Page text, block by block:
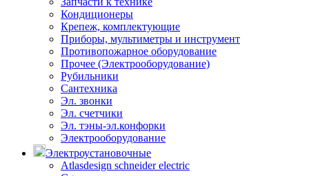
Кондиционеры
Крепеж, комплектующие
Приборы, мультиметры и инструмент
Противопожарное оборудование
Прочее (Электрооборудование)
Рубильники
Сантехника
Эл. звонки
Эл. счетчики
Эл. тэны-эл.конфорки
Электрооборудование
Электроустановочные
Atlasdesign schneider electric